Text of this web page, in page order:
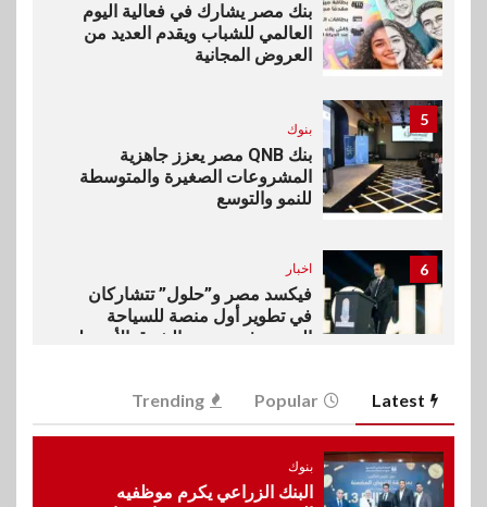
بنك مصر يشارك في فعالية اليوم
العالمي للشباب ويقدم العديد من
العروض المجانية
5
بنوك
بنك QNB مصر يعزز جاهزية
المشروعات الصغيرة والمتوسطة
للنمو والتوسع
6 اخبار
فيكسد مصر و”حلول” تتشاركان
في تطوير أول منصة للسياحة
الصحية في مصر والشرق الأوسط
7
سوق وصلة
جهازًا مثاليًا للشباب
Latest
Popular
Trending
بنوك
البنك الزراعي يكرم موظفيه